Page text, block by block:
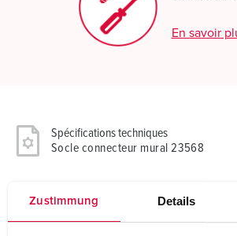
Zustimmung Details
En savoir
Spécifications techniques
Socle connecteur mural 23568
Pôles 3 p